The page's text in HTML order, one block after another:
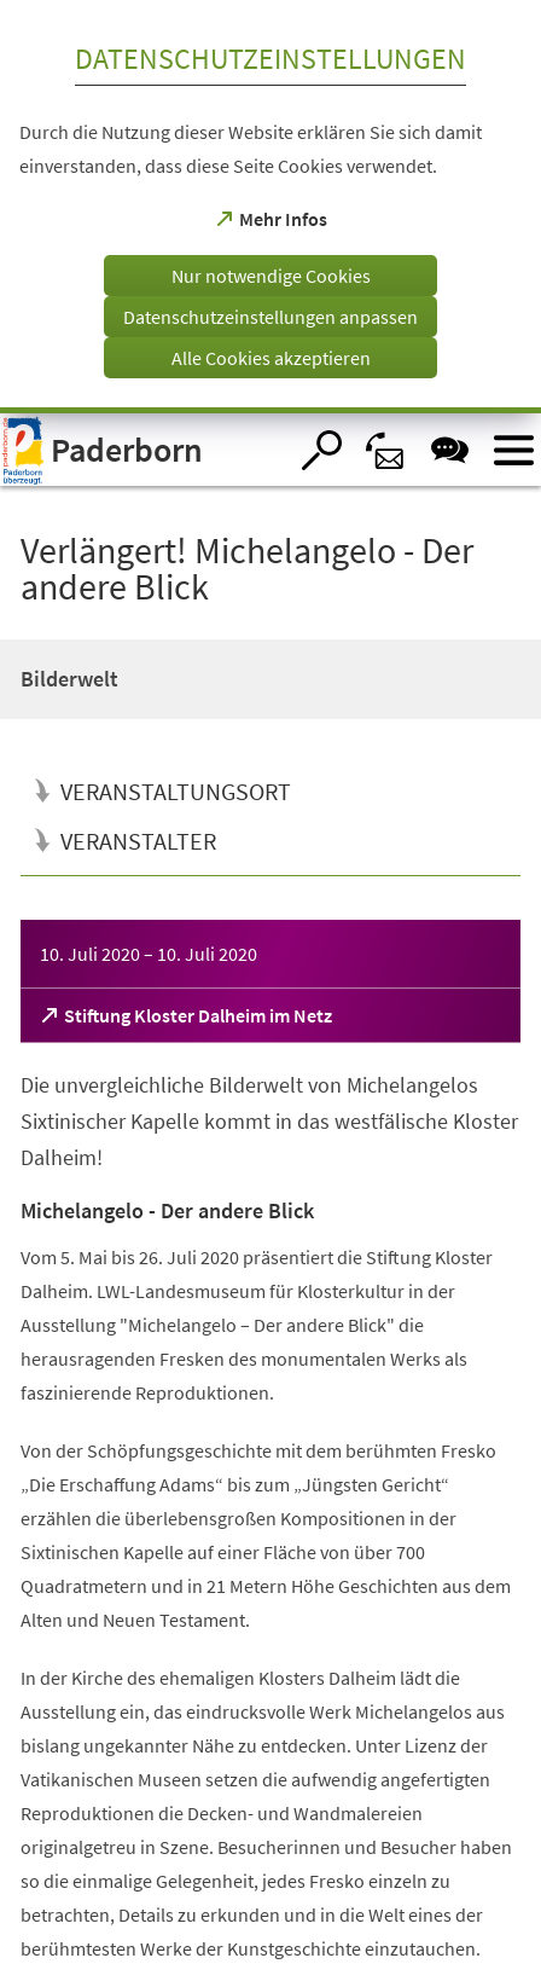
Visuelle
Assistenzsoftware
öffnen.
DATENSCHUTZEINSTELLUNGEN
Durch die Nutzung dieser Website erklären Sie sich damit
einverstanden, dass diese Seite Cookies verwendet.
Mehr Infos
(Öffnet
einem
Tab)
Nur notwendige Cookies
Datenschutzeinstellungen anpassen
Alle Cookies akzeptieren
Paderborn
Verlängert! Michelangelo - Der
andere Blick
Bilderwelt
VERANSTALTUNGSORT
VERANSTALTER
10. Juli 2020– 10. Juli 2020
Stiftung Kloster Dalheim im Netz
(Öffnet
in
neuen
Tab)
Die unvergleichliche Bilderwelt von Michelangelos
Sixtinischer Kapelle kommt in das westfälische Kloster
Dalheim!
Michelangelo - Der andere Blick
Vom 5. Mai bis 26. Juli 2020 präsentiert die Stiftung Kloster
Dalheim. LWL-Landesmuseum für Klosterkultur in der
Ausstellung "Michelangelo – Der andere Blick" die
herausragenden Fresken des monumentalen Werks als
faszinierende Reproduktionen.
Von der Schöpfungsgeschichte mit dem berühmten Fresko
„Die Erschaffung Adams“ bis zum „Jüngsten Gericht“
erzählen die überlebensgroßen Kompositionen in der
Sixtinischen Kapelle auf einer Fläche von über 700
Quadratmetern und in 21 Metern Höhe Geschichten aus dem
Alten und Neuen Testament.
In der Kirche des ehemaligen Klosters Dalheim lädt die
Ausstellung ein, das eindrucksvolle Werk Michelangelos aus
bislang ungekannter Nähe zu entdecken. Unter Lizenz der
Vatikanischen Museen setzen die aufwendig angefertigten
Reproduktionen die Decken- und Wandmalereien
originalgetreu in Szene. Besucherinnen und Besucher haben
so die einmalige Gelegenheit, jedes Fresko einzeln zu
betrachten, Details zu erkunden und in die Welt eines der
berühmtesten Werke der Kunstgeschichte einzutauchen.